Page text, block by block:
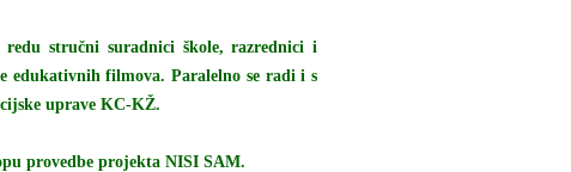
stručni suradnici škole, razrednici i
edukativnih filmova. Paralelno se radi i s
uprave KC-KŽ.
provedbe projekta NISI SAM.